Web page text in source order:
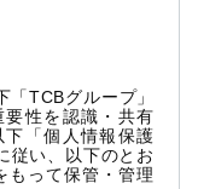
TCBグループ」
性を認識・共有
「個人情報保護
従い、以下のとお
もって保管・管理